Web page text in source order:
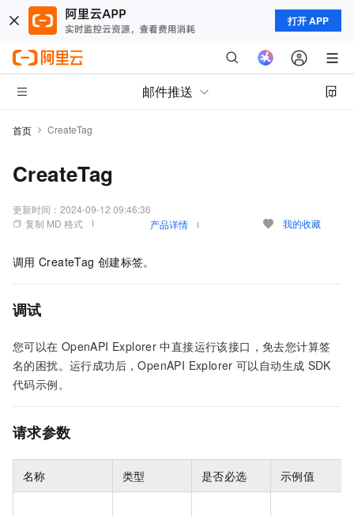
打开 APP
邮件推送
首页 CreateTag
CreateTag
更新时间： 2024-09-12 09:46:36
复制 MD 格式
产品详情 我的收藏
调用 CreateTag 创建标签。
调试
您可以在 OpenAPI Explorer 中直接运行该接口，免去您计算签
名的困扰。运行成功后，OpenAPI Explorer 可以自动生成 SDK
代码示例。
请求参数
名称 类型 是否必选 示例值